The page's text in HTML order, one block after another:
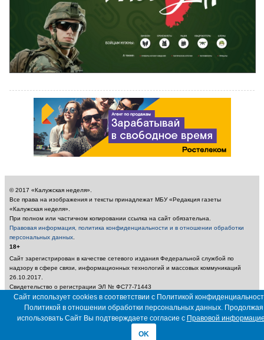
© 2017 «Калужская неделя».
Все права на изображения и тексты принадлежат МБУ «Редакция газеты
«Калужская неделя».
При полном или частичном копировании ссылка на сайт обязательна.
Правовая информация, политика конфиденциальности и в отношении обработки
персональных данных
18+
Сайт зарегистрирован в качестве сетевого издания Федеральной службой по
надзору в сфере связи, информационных технологий и массовых коммуникаций
26.10.2017.
Свидетельство о регистрации ЭЛ № ФС77-71443
Учредитель: Муниципальное бюджетное учреждение «Редакция газеты «Калужская
неделя»
Главный редактор: Амбарцумян А. Ю. / Электронный адрес редакции:
nedelya_kaluga@adm.kaluga.ru / Телефон редакции: 400-424
Сайт использует cookies в соответствии с Политикой
Политикой в отношении обработки персональных данных. Продолжая
использовать Сайт Вы подтверждаете согласие с Правовой
OK